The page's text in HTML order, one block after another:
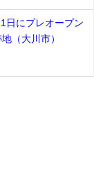
日にプレオープン
（大川市）